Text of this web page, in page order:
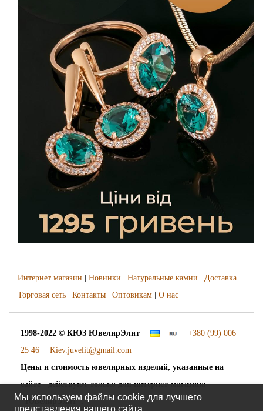
Интернет магазин | Новинки | Натуральные камни | Доставка |
Торговая сеть | Контакты | Оптовикам | О нас
1998-2022 © КЮЗ ЮвелирЭлит
+380 (99) 006
25 46
Kiev.juvelit@gmail.com
Цены и стоимость ювелирных изделий, указанные на
сайте - действуют только для интернет-магазина
"ЮвелирЭлит".
Мы используем файлы cookie для лучшего
представления нашего сайта